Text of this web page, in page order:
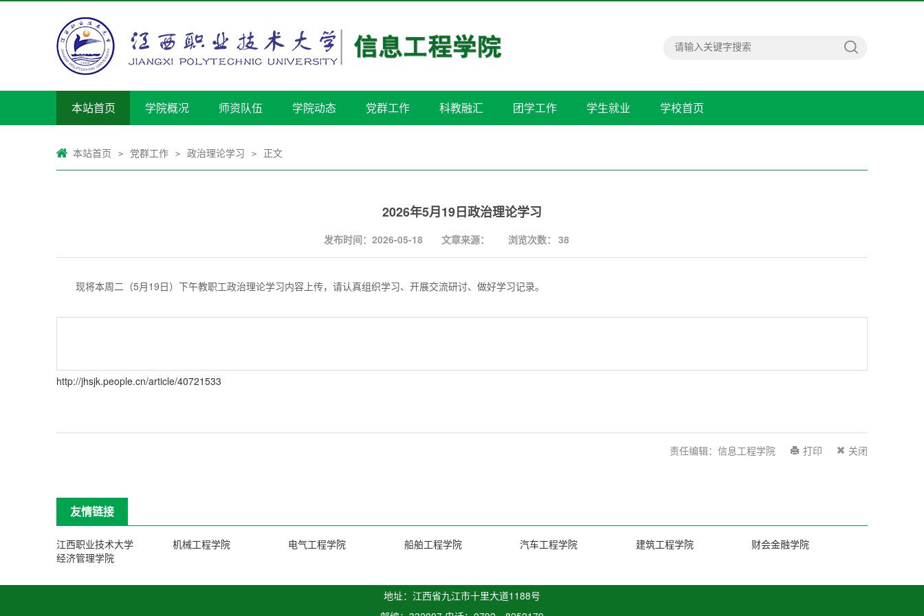
本站首页 学院概况 师资队伍 学院动态 党群工作 科教融汇 团学工作 学生就业 学校首页
本站首页 > 党群工作 > 政治理论学习 > 正文
2026年5月19日政治理论学习
发布时间：2026-05-18 文章来源： 浏览次数： 38
现将本周二（5月19日）下午教职工政治理论学习内容上传，请认真组织学习、开展交流研讨、做好学习记录。
http://jhsjk.people.cn/article/40721533
关闭
打印
责任编辑：信息工程学院
友情链接
江西职业技术大学 机械工程学院 电气工程学院 船舶工程学院 汽车工程学院 建筑工程学院
财会金融学院
经济管理学院
地址：江西省九江市十里大道1188号